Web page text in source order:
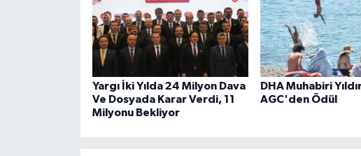
Yargı İki Yılda 24 Milyon Dava
Ve Dosyada Karar Verdi, 11
Milyonu Bekliyor
DHA Muhabiri
AGC'den Ödül